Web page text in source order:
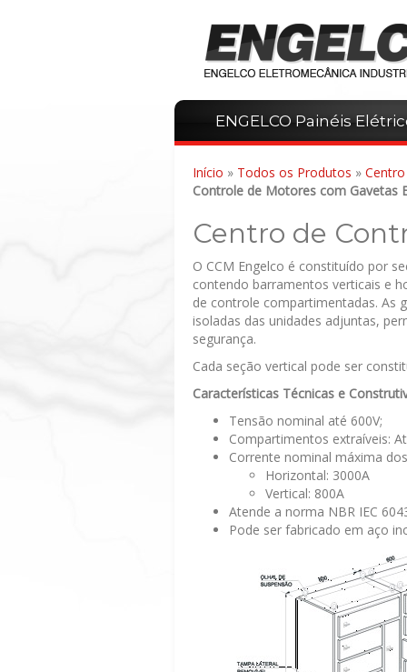
ENGELCO Painéis
Início » Todos os Produtos »
Controle de Motores com Gavetas
Centro de
O CCM Engelco é constituído por
contendo barramentos verticais e
de controle compartimentadas. As
isoladas das unidades adjuntas,
segurança.
Cada seção vertical pode ser
Características Técnicas e
Tensão nominal até 600V;
Compartimentos extraíveis:
Corrente nominal máxima
Horizontal: 3000A
Vertical: 800A
Atende a norma NBR IEC
Pode ser fabricado em aço